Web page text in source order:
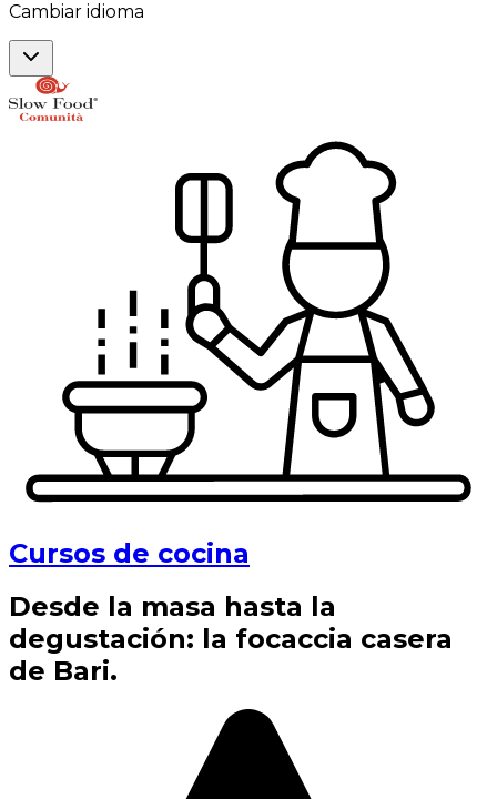
Cambiar idioma
Cursos de cocina
Desde la masa hasta la
degustación: la focaccia casera
de Bari.